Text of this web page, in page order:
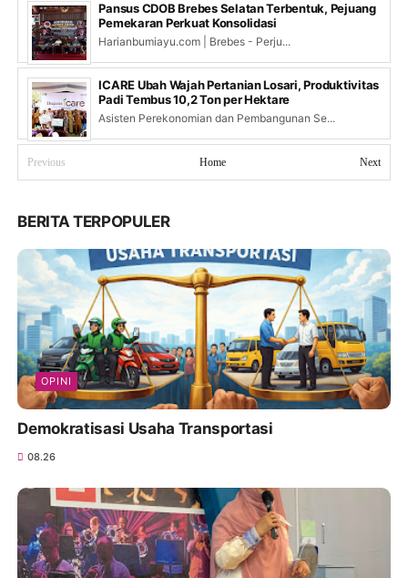
Pansus CDOB Brebes Selatan Terbentuk, Pejuang
Pemekaran Perkuat Konsolidasi
Harianbumiayu.com | Brebes - Perju...
ICARE Ubah Wajah Pertanian Losari, Produktivitas
Padi Tembus 10,2 Ton per Hektare
Asisten Perekonomian dan Pembangunan Se...
Previous Next
Home
BERITA TERPOPULER
OPINI
Demokratisasi Usaha Transportasi
08.26